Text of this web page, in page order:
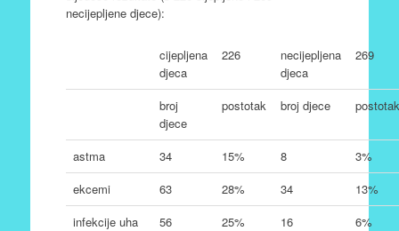
necijepljene djece):
cijepljena
djeca
226
necijepljena
djeca
269
broj
djece
postotak broj djece postotak
astma 34 15% 8
3%
ekcemi
63 28% 34
13%
infekcije uha
56 25% 16
6%